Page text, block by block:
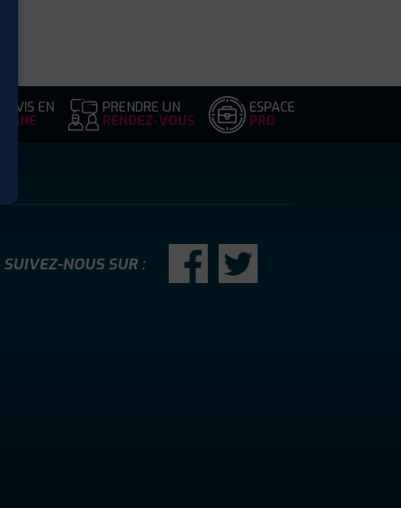
DEVIS EN
LIGNE
PRENDRE UN
RENDEZ-VOUS
ESPACE
PRO
SUIVEZ-NOUS SUR :